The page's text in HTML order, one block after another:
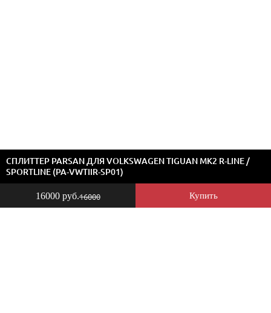
16000 руб.16000 Купить
СПЛИТТЕР PARSAN ДЛЯ VOLKSWAGEN TIGUAN MK2 R-LINE /
SPORTLINE (PA-VWTIIR-SP01)